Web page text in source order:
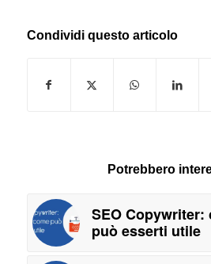
Condividi questo articolo
Potrebbero
SEO Copywriter:
può esserti utile